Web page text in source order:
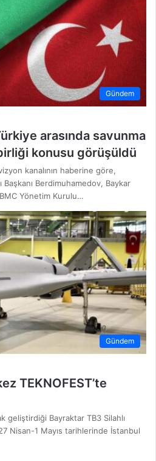
Gündem
arasında savunma
konusu görüşüldü
kanalının haberine göre,
Berdimuhamedov, Baykar
Yönetim Kurulu…
Gündem
TEKNOFEST’te
geliştirdiği Bayraktar TB3 Silahlı
Nisan-1 Mayıs tarihlerinde İstanbul